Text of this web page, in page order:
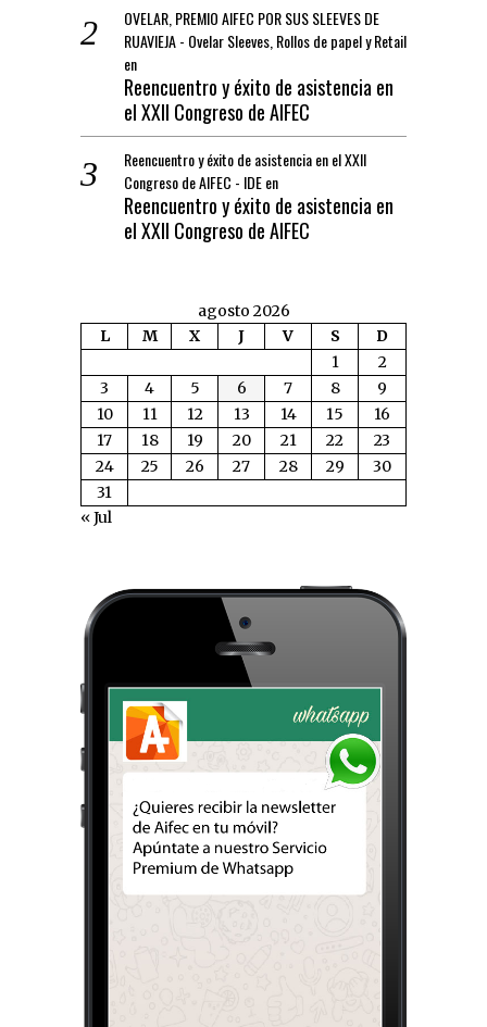
OVELAR, PREMIO AIFEC POR SUS SLEEVES DE
RUAVIEJA - Ovelar Sleeves, Rollos de papel y Retail
en
Reencuentro y éxito de asistencia en
el XXII Congreso de AIFEC
Reencuentro y éxito de asistencia en el XXII
Congreso de AIFEC - IDEen
Reencuentro y éxito de asistencia en
el XXII Congreso de AIFEC
agosto 2026
L
M X J V S
D
1
2
3
4 5 6 7 8
9
10
11 12 13 14 15
16
17
18 19 20 21 22
23
24
25 26 27 28 29
30
31
« Jul